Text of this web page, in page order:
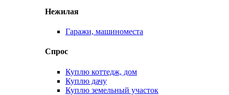
Нежилая
Гаражи, машиноместа
Спрос
Куплю коттедж, дом
Куплю дачу
Куплю земельный участок